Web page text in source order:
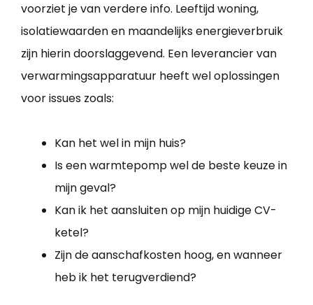
voorziet je van verdere info. Leeftijd woning,
isolatiewaarden en maandelijks energieverbruik
zijn hierin doorslaggevend. Een leverancier van
verwarmingsapparatuur heeft wel oplossingen
voor issues zoals:
Kan het wel in mijn huis?
Is een warmtepomp wel de beste keuze in
mijn geval?
Kan ik het aansluiten op mijn huidige CV-
ketel?
Zijn de aanschafkosten hoog, en wanneer
heb ik het terugverdiend?